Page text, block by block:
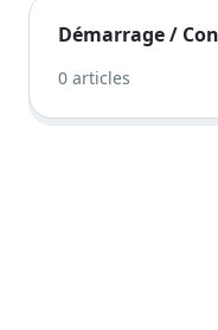
Démarrage /
0 articles